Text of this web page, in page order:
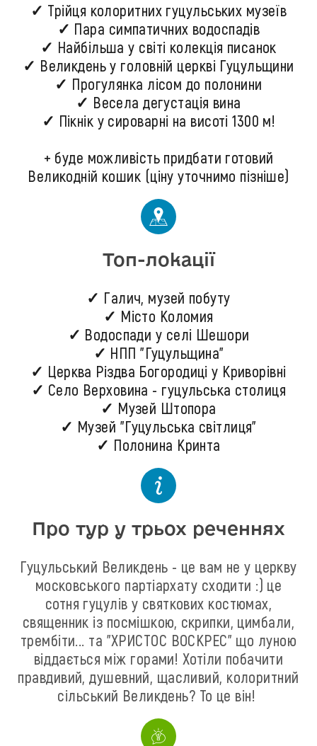
✓ Трійця колоритних гуцульських музеїв
✓ Пара симпатичних водоспадів
✓ Найбільша у світі колекція писанок
✓ Великдень у головній церкві Гуцульщини
✓ Прогулянка лісом до полонини
✓ Весела дегустація вина
✓ Пікнік у сироварні на висоті 1300 м!
+ буде можливість придбати готовий
Великодній кошик (ціну уточнимо пізніше)
Топ-локації
✓ Галич, музей побуту
✓ Місто Коломия
✓ Водоспади у селі Шешори
✓ НПП "Гуцульщина"
✓ Церква Різдва Богородиці у Криворівні
✓ Село Верховина - гуцульська столиця
✓ Музей Штопора
✓ Музей "Гуцульська світлиця"
✓ Полонина Кринта
Про тур у трьох реченнях
Гуцульський Великдень - це вам не у церкву
московського партіархату сходити :) це
сотня гуцулів у святкових костюмах,
священник із посмішкою, скрипки, цимбали,
трембіти... та "ХРИСТОС ВОСКРЕС" що луною
віддається між горами! Хотіли побачити
правдивий, душевний, щасливий, колоритний
сільський Великдень? То це він!